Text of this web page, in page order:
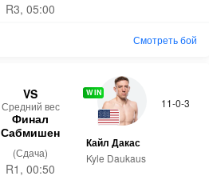
R3, 05:00
Смотреть бой
VS
Средний вес
Финал
Сабмишен
(Сдача)
R1, 00:50
11-0-3
WIN
Кайл Дакас
Kyle Daukaus